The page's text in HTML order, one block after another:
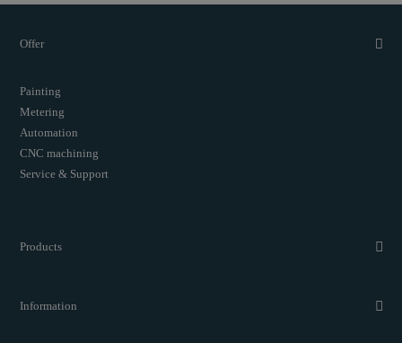
Offer
Painting
Metering
Automation
CNC machining
Service & Support
Products
Information